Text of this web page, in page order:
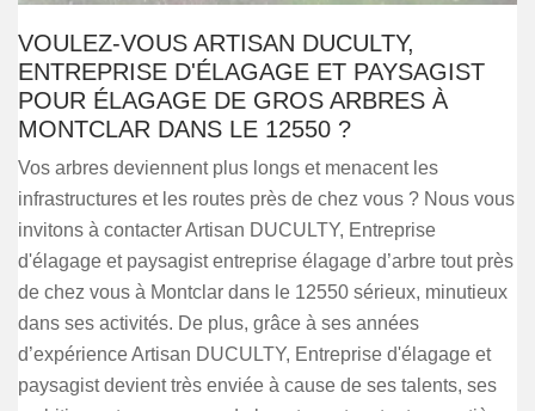
VOULEZ-VOUS ARTISAN DUCULTY,
ENTREPRISE D'ÉLAGAGE ET PAYSAGIST
POUR ÉLAGAGE DE GROS ARBRES À
MONTCLAR DANS LE 12550 ?
Vos arbres deviennent plus longs et menacent les
infrastructures et les routes près de chez vous ? Nous vous
invitons à contacter Artisan DUCULTY, Entreprise
d'élagage et paysagist entreprise élagage d’arbre tout près
de chez vous à Montclar dans le 12550 sérieux, minutieux
dans ses activités. De plus, grâce à ses années
d’expérience Artisan DUCULTY, Entreprise d'élagage et
paysagist devient très enviée à cause de ses talents, ses